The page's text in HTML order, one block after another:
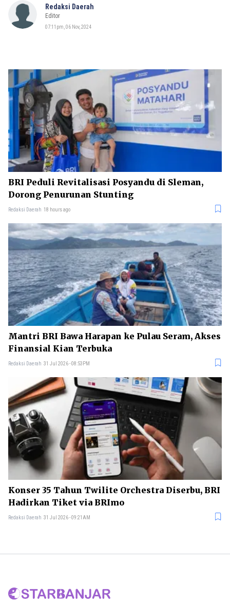
Redaksi Daerah
Editor
07:11pm, 06 Nov, 2024
BRI Peduli Revitalisasi Posyandu di Sleman,
Dorong Penurunan Stunting
Redaksi Daerah 18 hours ago
Mantri BRI Bawa Harapan ke Pulau Seram, Akses
Finansial Kian Terbuka
Redaksi Daerah 31 Jul 2026 - 08:53PM
Konser 35 Tahun Twilite Orchestra Diserbu, BRI
Hadirkan Tiket via BRImo
Redaksi Daerah 31 Jul 2026 - 09:21AM